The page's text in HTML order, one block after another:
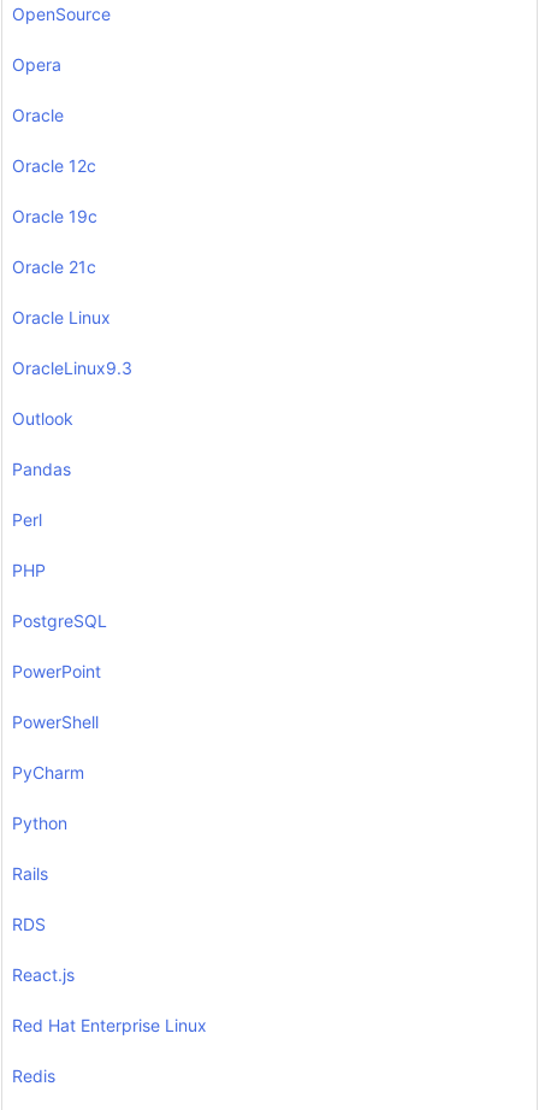
OpenSource
Opera
Oracle
Oracle 12c
Oracle 19c
Oracle 21c
Oracle Linux
OracleLinux9.3
Outlook
Pandas
Perl
PHP
PostgreSQL
PowerPoint
PowerShell
PyCharm
Python
Rails
RDS
React.js
Red Hat Enterprise Linux
Redis